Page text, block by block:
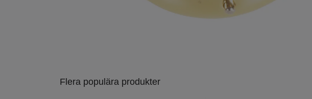
Flera populära produkter